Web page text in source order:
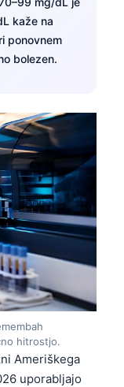
kaže na
ponovnem
bolezen.
hitrostjo.
Ameriškega
uporabljajo